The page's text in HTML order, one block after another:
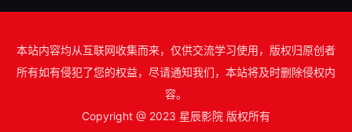
本站内容均从互联网收集而来，仅供交流学习使用，版权归原创者
所有如有侵犯了您的权益，尽请通知我们，本站将及时删除侵权内
容。
Copyright @ 2023 星辰影院 版权所有